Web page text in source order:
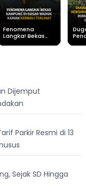
Fenomena
Langka! Bekas
Dijemput
Parkir Resmi di 13
Sejak SD Hingga